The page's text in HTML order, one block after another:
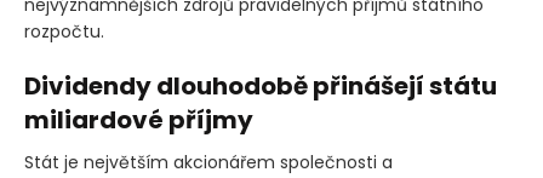
ČEZ tak za poslední dvě desetiletí představoval jeden z
nejvýznamnějších zdrojů pravidelných příjmů státního
rozpočtu.
Dividendy dlouhodobě přinášejí státu
miliardové příjmy